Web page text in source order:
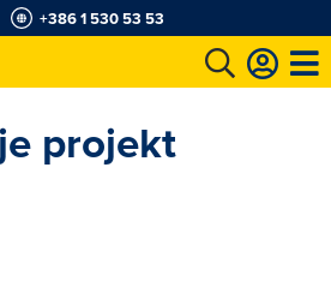
+386 1 530 53 53
projekt